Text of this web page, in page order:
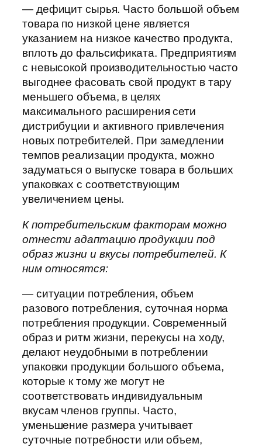
— дефицит сырья. Часто большой объем
товара по низкой цене является
указанием на низкое качество продукта,
вплоть до фальсификата. Предприятиям
с невысокой производительностью часто
выгоднее фасовать свой продукт в тару
меньшего объема, в целях
максимального расширения сети
дистрибуции и активного привлечения
новых потребителей. При замедлении
темпов реализации продукта, можно
задуматься о выпуске товара в больших
упаковках с соответствующим
увеличением цены.
К потребительским факторам можно
отнести адаптацию продукции под
образ жизни и вкусы потребителей. К
ним относятся:
— ситуации потребления, объем
разового потребления, суточная норма
потребления продукции. Современный
образ и ритм жизни, перекусы на ходу,
делают неудобными в потреблении
упаковки продукции большого объема,
которые к тому же могут не
соответствовать индивидуальным
вкусам членов группы. Часто,
уменьшение размера учитывает
суточные потребности или объем,